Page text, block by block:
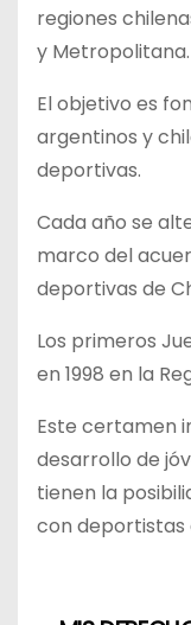
regiones
y Metropolitana.
El objetivo es
argentinos y
deportivas.
Cada año se
marco del
deportivas de
Los primeros
en 1998 en la
Este certamen
desarrollo de
tienen la
con deportistas